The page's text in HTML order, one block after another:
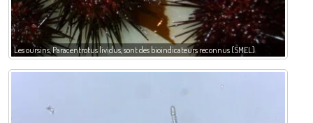
Les oursins, Paracentrotus lividus, sont des bioindicateurs reconnus (SMEL)